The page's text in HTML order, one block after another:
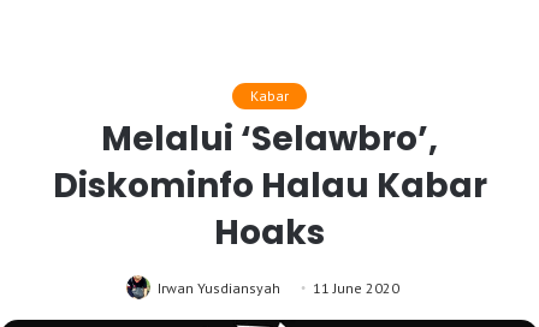
Kabar
Melalui ‘Selawbro’,
Diskominfo Halau Kabar
Hoaks
Irwan Yusdiansyah 11 June 2020